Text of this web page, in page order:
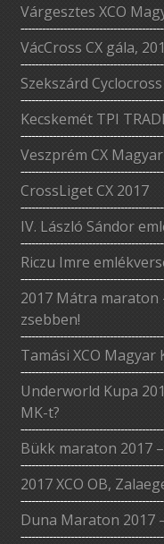
Várgesztes XCO
VácCross CX gála,
Szekszárd
Kecskemét TPI
Veszprém CX
CrossLiget CX 2017
IV. László Sándor
Riczu Imre
2017 Mátra
zsebben!
Tamási XCO Magyar
Underworld Kupa
MK-t?
Bükk maraton 2017
2017 XCO OB,
Duna Maraton 2017